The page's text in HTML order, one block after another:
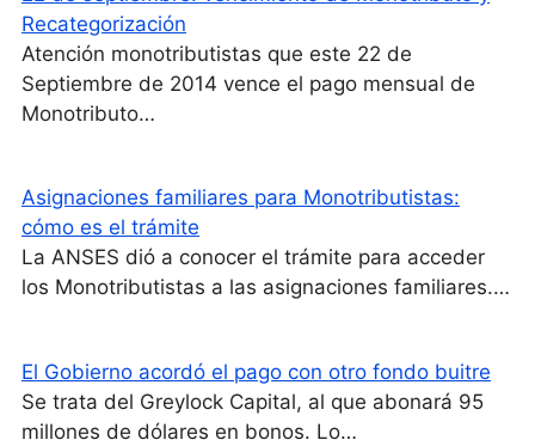
Recategorización
Atención monotributistas que este 22 de
Septiembre de 2014 vence el pago mensual de
Monotributo…
Asignaciones familiares para Monotributistas:
cómo es el trámite
La ANSES dió a conocer el trámite para acceder
los Monotributistas a las asignaciones familiares.…
El Gobierno acordó el pago con otro fondo buitre
Se trata del Greylock Capital, al que abonará 95
millones de dólares en bonos. Lo…